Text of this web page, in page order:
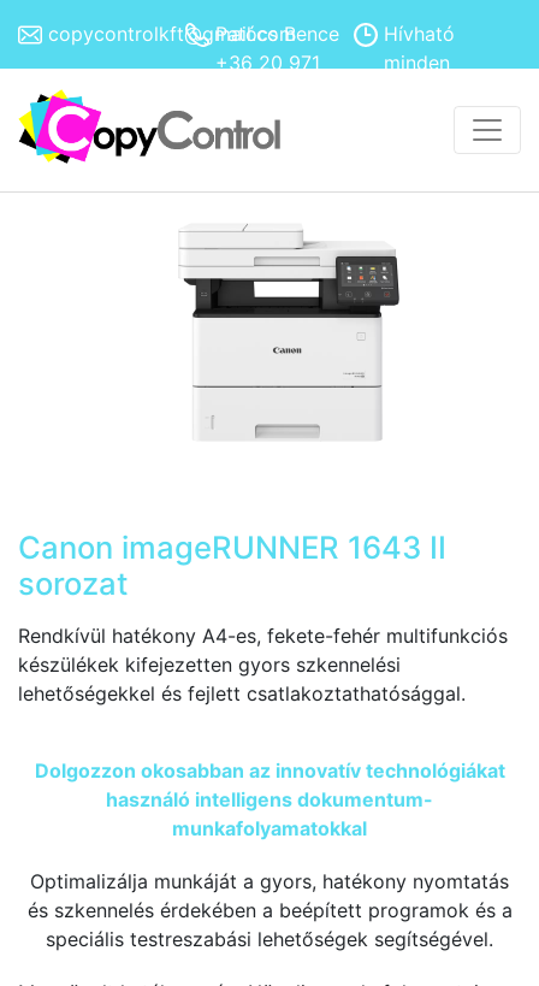
copycontrolkft@gmail.com
Patócs Bence
+36 20 971
Hívható
minden
Canon imageRUNNER 1643 II
sorozat
Rendkívül hatékony A4-es, fekete-fehér multifunkciós
készülékek kifejezetten gyors szkennelési
lehetőségekkel és fejlett csatlakoztathatósággal.
Dolgozzon okosabban az innovatív technológiákat
használó intelligens dokumentum-
munkafolyamatokkal
Optimalizálja munkáját a gyors, hatékony nyomtatás
és szkennelés érdekében a beépített programok és a
speciális testreszabási lehetőségek segítségével.